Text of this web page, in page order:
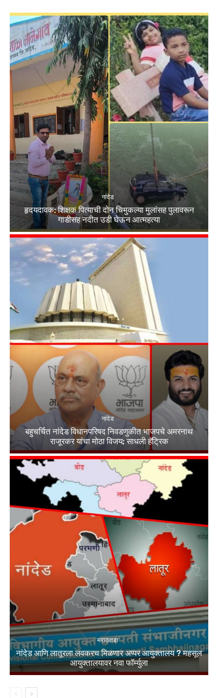
नांदेड
हृदयदावक: शिक्षक पित्याची दोन चिमुकल्या मुलांसह पुलावरून
गाडीसह नदीत उडी घेऊन आत्महत्या
नांदेड
बहुचर्चित नांदेड विधानपरिषद निवडणुकीत भाजपचे अमरनाथ
राजूरकर यांचा मोठा विजय; साधली हॅट्रिक
मराठवाडा
नांदेड आणि लातूरला लवकरच मिळणार अप्पर आयुक्तालय ? महसूल
आयुक्तालयावर नवा फॉर्म्युला